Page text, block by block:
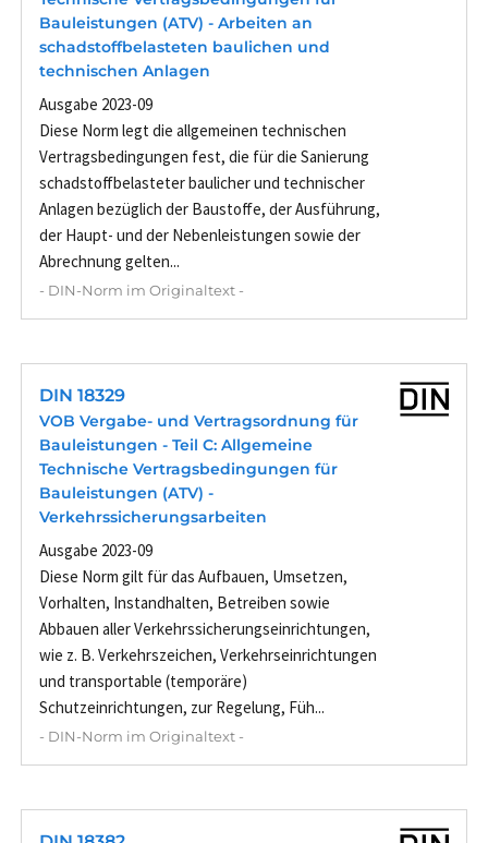
Bauleistungen (ATV) - Arbeiten an
schadstoffbelasteten baulichen und
technischen Anlagen
Ausgabe 2023-09
Diese Norm legt die allgemeinen technischen
Vertragsbedingungen fest, die für die Sanierung
schadstoffbelasteter baulicher und technischer
Anlagen bezüglich der Baustoffe, der Ausführung,
der Haupt- und der Nebenleistungen sowie der
Abrechnung gelten...
- DIN-Norm im Originaltext -
DIN 18329
VOB Vergabe- und Vertragsordnung für
Bauleistungen - Teil C: Allgemeine
Technische Vertragsbedingungen für
Bauleistungen (ATV) -
Verkehrssicherungsarbeiten
Ausgabe 2023-09
Diese Norm gilt für das Aufbauen, Umsetzen,
Vorhalten, Instandhalten, Betreiben sowie
Abbauen aller Verkehrssicherungseinrichtungen,
wie z. B. Verkehrszeichen, Verkehrseinrichtungen
und transportable (temporäre)
Schutzeinrichtungen, zur Regelung, Füh...
- DIN-Norm im Originaltext -